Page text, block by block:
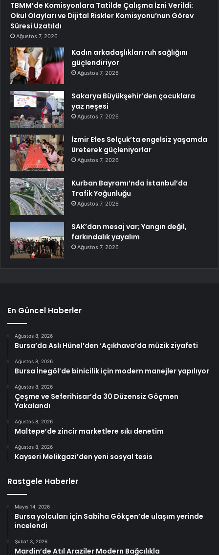
TBMM’de Komisyonlara Tatilde Çalışma İzni Verildi:
Okul Olayları ve Dijital Riskler Komisyonu’nun Görev
Süresi Uzatıldı
Ağustos 7, 2026
Kadın arkadaşlıkları ruh sağlığını
güçlendiriyor
Ağustos 7, 2026
Sakarya Büyükşehir’den çocuklara
yaz neşesi
Ağustos 7, 2026
İzmir Efes Selçuk’ta engelsiz yaşamda
üreterek güçleniyorlar
Ağustos 7, 2026
Kurban Bayramı’nda İstanbul’da
Trafik Yoğunluğu
Ağustos 7, 2026
SAK’dan mesaj var; Yangın değil,
farkındalık yayalım
Ağustos 7, 2026
En Güncel Haberler
Ağustos 8, 2026
Bursa’da Aslı Hünel’den ‘Açıkhava’da müzik ziyafeti
Ağustos 8, 2026
Bursa İnegöl’de binicilik için modern manejler yapılıyor
Ağustos 8, 2026
Çeşme ve Seferihisar’da 30 Düzensiz Göçmen
Yakalandı
Ağustos 8, 2026
Maltepe’de zincir marketlere sıkı denetim
Ağustos 8, 2026
Kayseri Melikgazi’den yeni sosyal tesis
Rastgele Haberler
Mayıs 14, 2026
Bursa yolcuları için Sabiha Gökçen’de ulaşım yerinde
incelendi
Şubat 3, 2026
Mardin’de Atıl Araziler Modern Bağcılıkla